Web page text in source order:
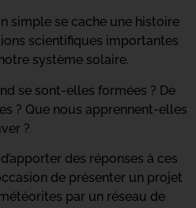
simple se cache une histoire
scientifiques importantes
système solaire.
se sont-elles formées ? De
? Que nous apprennent-elles
?
des réponses à ces
de présenter un projet
par un réseau de